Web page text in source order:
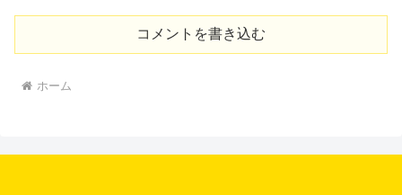
コメントを書き込む
ホーム